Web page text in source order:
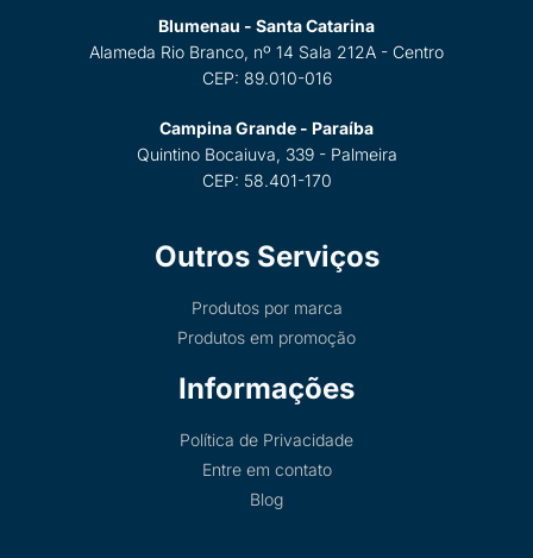
Blumenau - Santa Catarina
Alameda Rio Branco, nº 14 Sala 212A - Centro
CEP: 89.010-016
Campina Grande - Paraíba
Quintino Bocaiuva, 339 - Palmeira
CEP: 58.401-170
Outros Serviços
Produtos por marca
Produtos em promoção
Informações
Política de Privacidade
Entre em contato
Blog